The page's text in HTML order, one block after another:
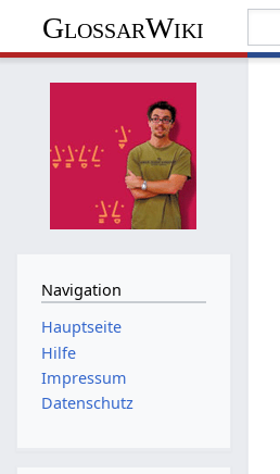
GlossarWiki
Navigation
Hauptseite
Hilfe
Impressum
Datenschutz